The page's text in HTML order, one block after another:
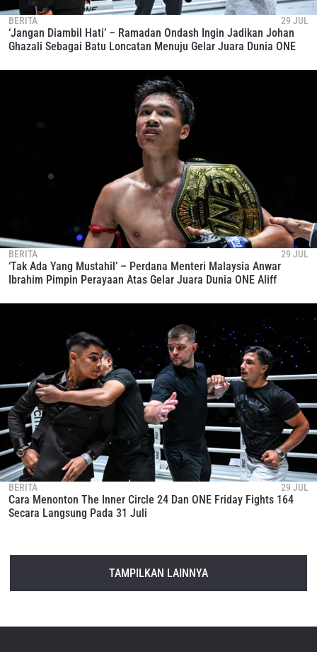
BERITA 29 JUL
‘Jangan Diambil Hati’ – Ramadan Ondash Ingin Jadikan Johan
Ghazali Sebagai Batu Loncatan Menuju Gelar Juara Dunia ONE
BERITA 29 JUL
‘Tak Ada Yang Mustahil’ – Perdana Menteri Malaysia Anwar
Ibrahim Pimpin Perayaan Atas Gelar Juara Dunia ONE Aliff
BERITA 29 JUL
Cara Menonton The Inner Circle 24 Dan ONE Friday Fights 164
Secara Langsung Pada 31 Juli
TAMPILKAN LAINNYA